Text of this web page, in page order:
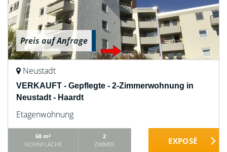
Preis auf Anfrage
Neustadt
VERKAUFT - Gepflegte - 2-Zimmerwohnung in
Neustadt - Haardt
Etagenwohnung
68 m²
WOHNFLÄCHE
2
ZIMMER